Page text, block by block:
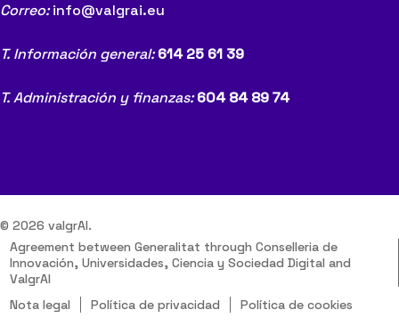
Correo: info@valgrai.eu
T. Información general:614 25 61 39
T. Administración y finanzas:604 84 89 74
© 2026 valgrAI.
Agreement between Generalitat through Conselleria de
Innovación, Universidades, Ciencia y Sociedad Digital and
ValgrAI
Nota legal
Política de privacidad Política de cookies